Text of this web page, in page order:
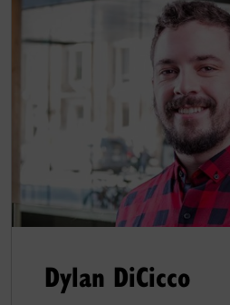
Dylan DiCicco